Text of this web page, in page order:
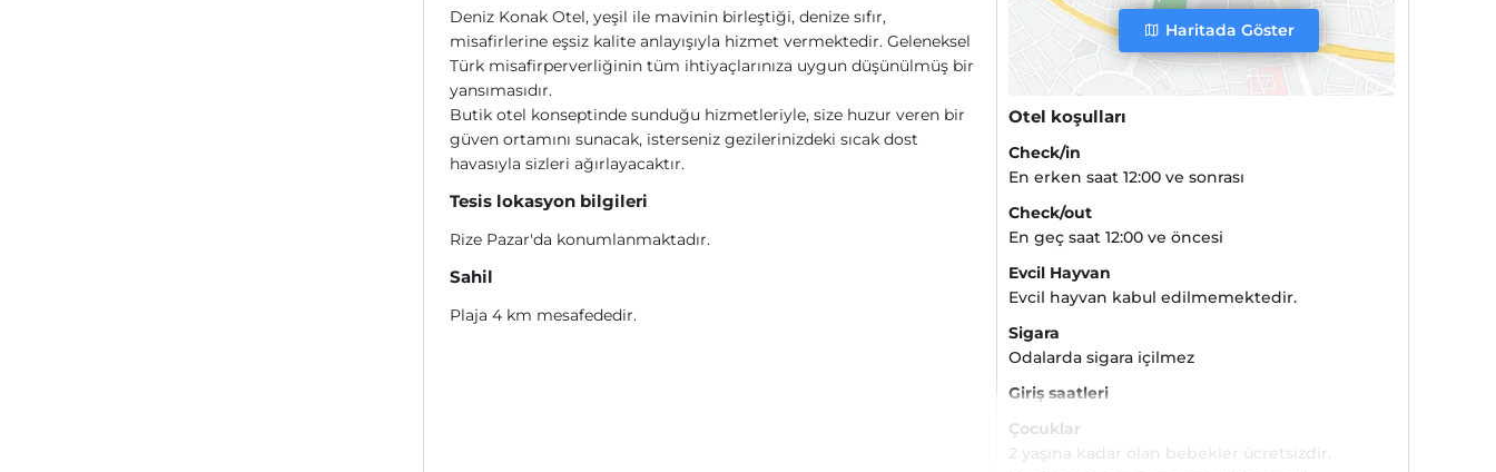
Deniz Konak Otel, yeşil ile mavinin birleştiği, denize sıfır,
misafirlerine eşsiz kalite anlayışıyla hizmet vermektedir. Geleneksel
Türk misafirperverliğinin tüm ihtiyaçlarınıza uygun düşünülmüş bir
yansımasıdır.
Butik otel konseptinde sunduğu hizmetleriyle, size huzur veren bir
güven ortamını sunacak, isterseniz gezilerinizdeki sıcak dost
havasıyla sizleri ağırlayacaktır.
Tesis lokasyon bilgileri
Rize Pazar'da konumlanmaktadır.
Sahil
Plaja 4 km mesafededir.
Haritada Göster
Otel koşulları
Check/in
En erken saat 12:00 ve sonrası
Check/out
En geç saat 12:00 ve öncesi
Evcil Hayvan
Evcil hayvan kabul edilmemektedir.
Sigara
Odalarda sigara içilmez
Giriş saatleri
Çocuklar
2 yaşına kadar olan bebekler ücretsizdir.